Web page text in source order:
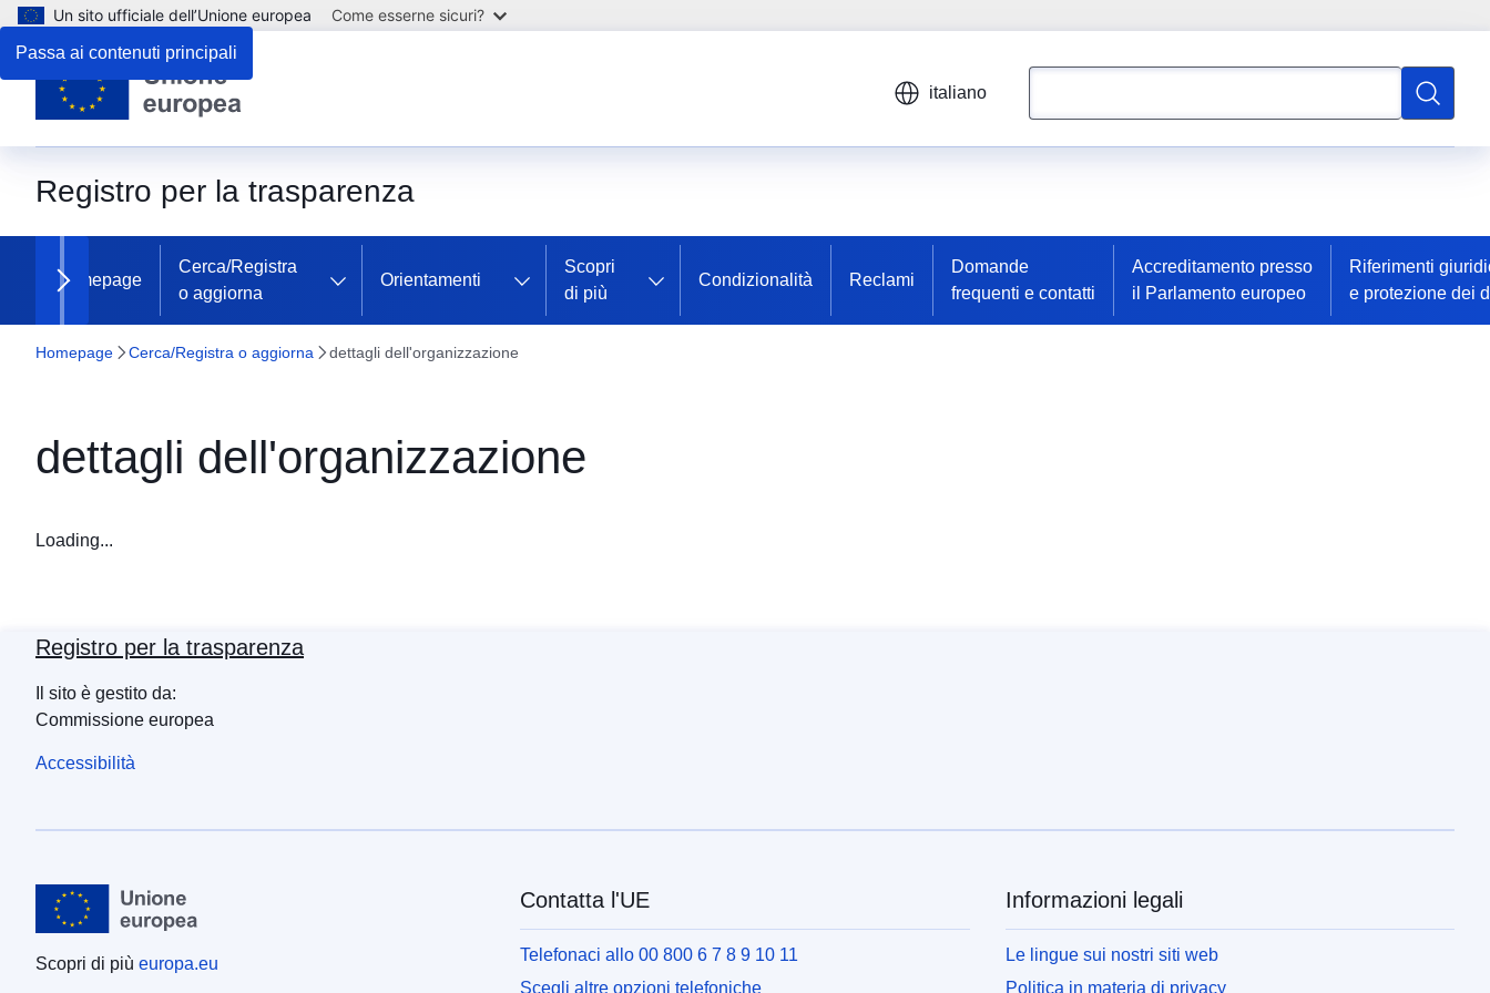
Passa ai contenuti principali
Un sito ufficiale dell’Unione europea Come esserne sicuri?
italiano
Cerca
Registro per la trasparenza
Next items
Homepage
Cerca/Registra
o aggiorna
Orientamenti
Scopri
di più
Condizionalità Reclami
Domande
frequenti e contatti
Accreditamento presso
il Parlamento europeo
Riferimenti
e protezione dei
Homepage Cerca/Registra o aggiorna dettagli dell'organizzazione
dettagli dell'organizzazione
Loading...
Registro per la trasparenza
Il sito è gestito da:
Commissione europea
Accessibilità
Scopri di più europa.eu
Contatta l'UE
Telefonaci allo 00 800 6 7 8 9 10 11
Scegli altre opzioni telefoniche
Informazioni legali
Le lingue sui nostri siti web
Politica in materia di privacy